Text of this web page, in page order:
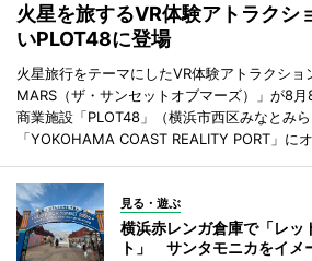
火星を旅するVR体験アトラク
いPLOT48に登場
火星旅行をテーマにしたVR体験アトラクショ
MARS（ザ・サンセットオブマーズ）」が8
商業施設「PLOT48」（横浜市西区みなとみ
「YOKOHAMA COAST REALITY PORT」に
見る・遊ぶ
横浜赤レンガ倉庫で「レッ
ト」 サンタモニカをイ